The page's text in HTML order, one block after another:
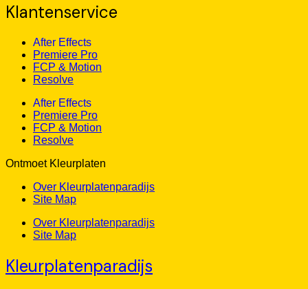
Klantenservice
After Effects
Premiere Pro
FCP & Motion
Resolve
After Effects
Premiere Pro
FCP & Motion
Resolve
Ontmoet Kleurplaten
Over Kleurplatenparadijs
Site Map
Over Kleurplatenparadijs
Site Map
Kleurplatenparadijs